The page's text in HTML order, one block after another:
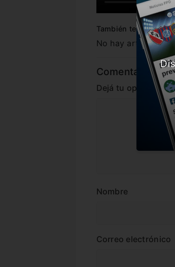
También te puede
No hay artículos
Comentarios
Dejá tu opinión
Nombre
Correo electrónico